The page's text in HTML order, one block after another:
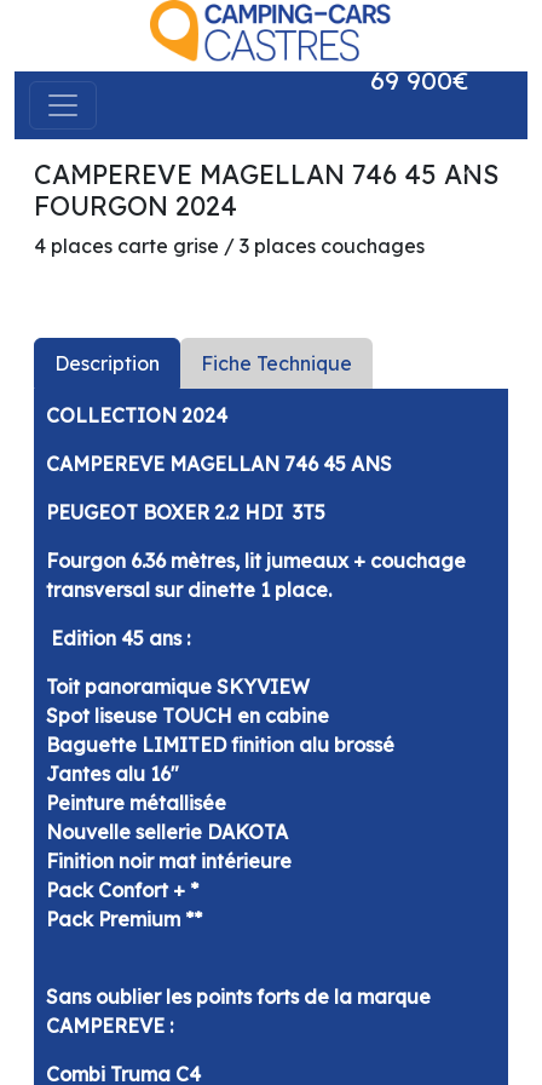
précédent suivant
CAMPEREVE MAGELLAN 746 45 ANS
FOURGON 2024
4 places carte grise / 3 places couchages
69 900€
Description Fiche Technique
COLLECTION 2024
CAMPEREVE MAGELLAN 746 45 ANS
PEUGEOT BOXER 2.2 HDI 3T5
Fourgon 6.36 mètres, lit jumeaux + couchage
transversal sur dinette 1 place.
Edition 45 ans :
Toit panoramique SKYVIEW
Spot liseuse TOUCH en cabine
Baguette LIMITED finition alu brossé
Jantes alu 16"
Peinture métallisée
Nouvelle sellerie DAKOTA
Finition noir mat intérieure
Pack Confort + *
Pack Premium **
Sans oublier les points forts de la marque
CAMPEREVE :
Combi Truma C4